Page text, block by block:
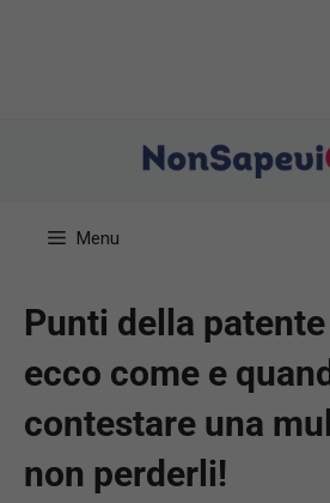
Menu
Punti della
ecco come e
contestare una
non perderli!